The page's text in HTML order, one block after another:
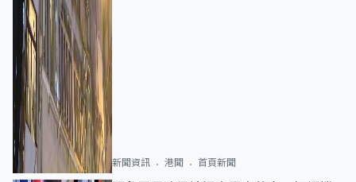
新聞資訊 港聞 首頁新聞